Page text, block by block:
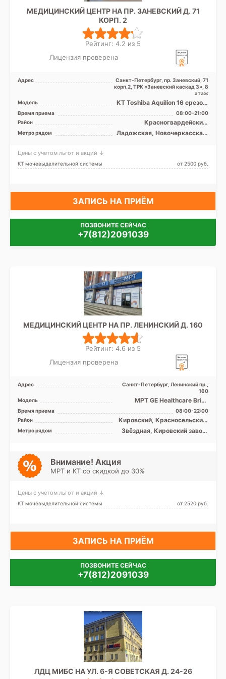
МЕДИЦИНСКИЙ ЦЕНТР НА ПР. ЗАНЕВСКИЙ Д. 71
КОРП. 2
Рейтинг: 4.2 из 5
Лицензия проверена
Адрес
Санкт-Петербург, пр. Заневский, 71
корп.2, ТРК «Заневский каскад 3», 8
этаж
Модель
КТ Toshiba Aquilion 16 срезов,
рентген
Время приема
08:00-21:00
Район
Красногвардейский,
Невский, Центральный, Лен.
область
Метро рядом
Ладожская, Новочеркасская,
Цены с учетом льгот и акций ↓
КТ мочевыделительной системы от 2500 pуб.
ЗАПИСЬ НА ПРИЁМ
ПОЗВОНИТЕ СЕЙЧАС
+7(812)2091039
МЕДИЦИНСКИЙ ЦЕНТР НА ПР. ЛЕНИНСКИЙ Д. 160
Рейтинг: 4.6 из 5
Лицензия проверена
Адрес
Санкт-Петербург, Ленинский пр.,
160
Модель
МРТ GE Healthcare Brivo
MR355 1.5Т закрытый тип,
КТ GЕ Optima CT 520 1 ...
Время приема
08:00-22:00
Район
Кировский, Красносельский,
Колпинский, Московский,
Пушкинский, Лен. область
Метро рядом
Звёздная, Кировский завод,
Проспект Славы, Дунайская,
Шушары, Юго-Западная,
Внимание! Акция
МРТ и КТ со скидкой до 30%
Цены с учетом льгот и акций ↓
КТ мочевыделительной системы от 2520 pуб.
ЗАПИСЬ НА ПРИЁМ
ПОЗВОНИТЕ СЕЙЧАС
+7(812)2091039
ЛДЦ МИБС НА УЛ. 6-Я СОВЕТСКАЯ Д. 24-26